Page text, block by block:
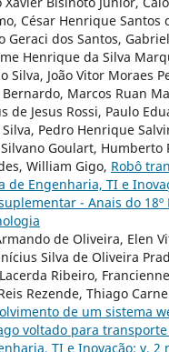
César Henrique Santos
Geraci dos Santos,
Henrique da Silva
Silva, João Vitor Moraes
Marcos Ruan
de Jesus Rossi, Paulo
Pedro Henrique
Goulart, Humberto
William Gigo, Robô
de Engenharia, TI e
- Anais do 18º
de Oliveira, Elen
Silva de Oliveira
Ribeiro,
Rezende, Thiago
de um sistema
voltado para
TI e Inovação: v. 2